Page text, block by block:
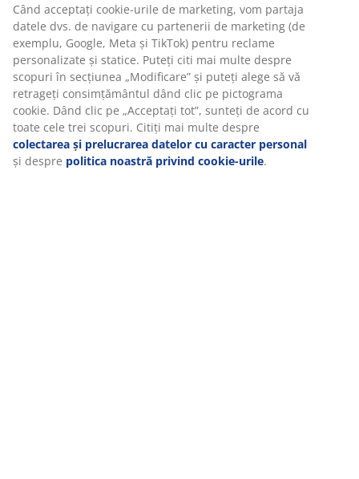
Când acceptați cookie-urile de marketing, vom partaja
datele dvs. de navigare cu partenerii de marketing (de
exemplu, Google, Meta și TikTok) pentru reclame
personalizate și statice. Puteți citi mai multe despre
scopuri în secțiunea „Modificare” și puteți alege să vă
retrageți consimțământul dând clic pe pictograma
cookie. Dând clic pe „Acceptați tot”, sunteți de acord cu
toate cele trei scopuri. Citiți mai multe despre
colectarea și prelucrarea datelor cu caracter personal
și despre politica noastră privind cookie-urile.